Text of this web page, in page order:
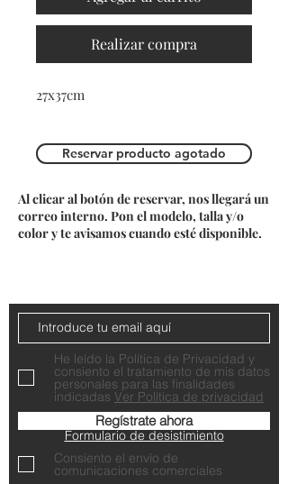
Realizar compra
27x37cm
Reservar producto agotado
Al clicar al botón de reservar, nos llegará un
correo interno. Pon el modelo, talla y/o
color y te avisamos cuando esté disponible.
He leído la Política de Privacidad y
consiento el tratamiento de mis datos
personales para las finalidades
indicadas Ver Política de privacidad
Regístrate ahora
Consiento el envío de
comunicaciones comerciales
Formulario de desistimiento